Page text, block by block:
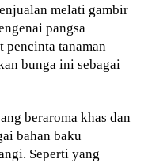
melati gambir
pangsa
pencinta tanaman
bunga ini sebagai
beraroma khas dan
bahan baku
Seperti yang